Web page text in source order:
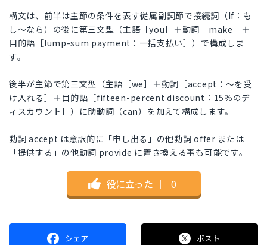
構文は、前半は主節の条件を表す従属副詞節で接続詞（If：も
し～なら）の後に第三文型（主語［you］＋動詞［make］＋
目的語［lump-sum payment：一括支払い］）で構成しま
す。
後半が主節で第三文型（主語［we］＋動詞［accept：～を受
け入れる］＋目的語［fifteen-percent discount：15％のデ
ィスカウント］）に助動詞（can）を加えて構成します。
動詞 accept は意訳的に「申し出る」の他動詞 offer または
「提供する」の他動詞 provide に置き換える事も可能です。
役に立った ｜ 0
シェア ポスト